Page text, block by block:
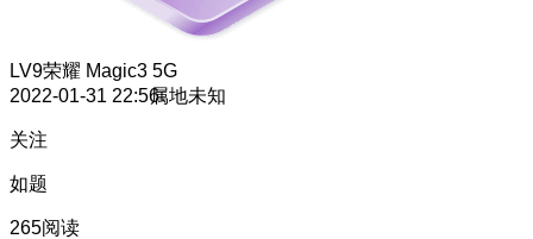
LV9荣耀 Magic3 5G
2022-01-31 22:56属地未知
关注
如题
265阅读